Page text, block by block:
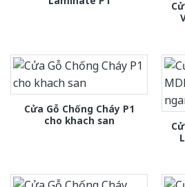
Cửa Gỗ Chống Cháy P1
cho khach san